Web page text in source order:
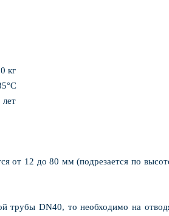
кг
от 12 до 80 мм (подрезается по
трубы DN40, то необходимо на